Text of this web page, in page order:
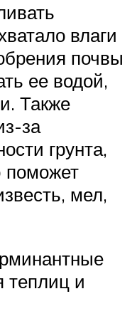
влаги
почвы
ее водой,
Также
за
грунта,
поможет
мел,
теплиц и